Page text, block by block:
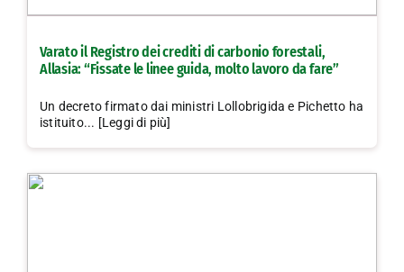
Varato il Registro dei crediti di carbonio forestali,
Allasia: “Fissate le linee guida, molto lavoro da fare”
Un decreto firmato dai ministri Lollobrigida e Pichetto ha
istituito... [Leggi di più]